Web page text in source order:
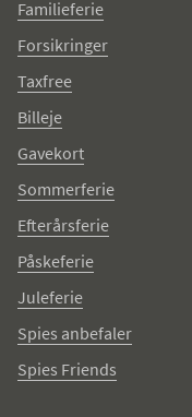
Familieferie
Forsikringer
Taxfree
Billeje
Gavekort
Sommerferie
Efterårsferie
Påskeferie
Juleferie
Spies anbefaler
Spies Friends